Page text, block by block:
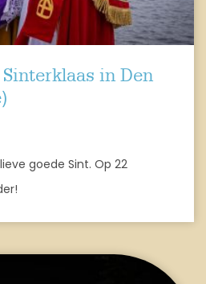
in Den
goede Sint. Op 22